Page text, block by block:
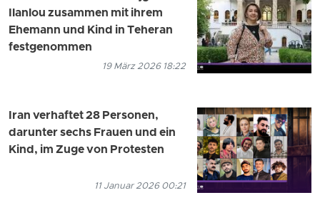
Ilanlou zusammen mit ihrem
Ehemann und Kind in Teheran
festgenommen
19 März 2026 18:22
Iran verhaftet 28 Personen,
darunter sechs Frauen und ein
Kind, im Zuge von Protesten
11 Januar 2026 00:21